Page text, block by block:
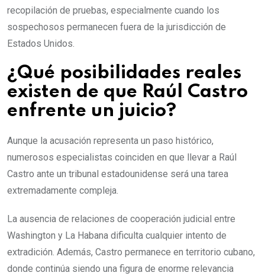
recopilación de pruebas, especialmente cuando los
sospechosos permanecen fuera de la jurisdicción de
Estados Unidos.
¿Qué posibilidades reales
existen de que Raúl Castro
enfrente un juicio?
Aunque la acusación representa un paso histórico,
numerosos especialistas coinciden en que llevar a Raúl
Castro ante un tribunal estadounidense será una tarea
extremadamente compleja.
La ausencia de relaciones de cooperación judicial entre
Washington y La Habana dificulta cualquier intento de
extradición. Además, Castro permanece en territorio cubano,
donde continúa siendo una figura de enorme relevancia